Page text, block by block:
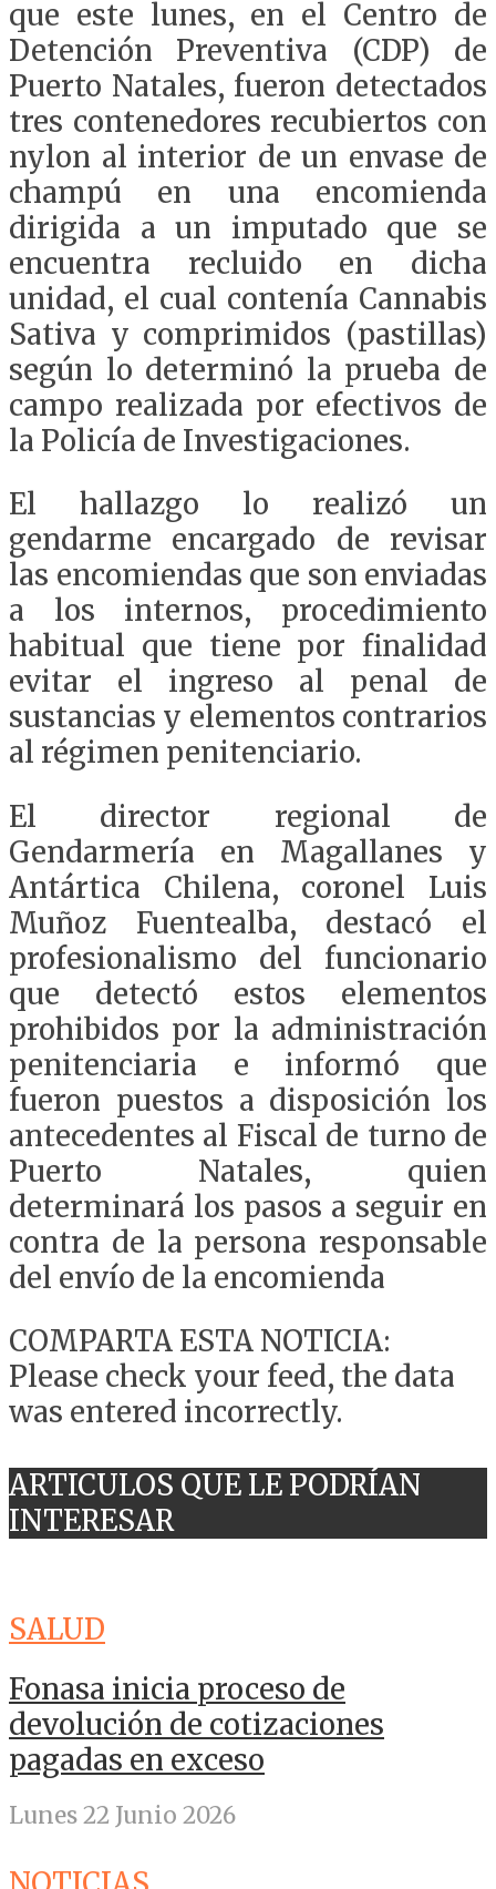
que este lunes, en el Centro de
Detención Preventiva (CDP) de
Puerto Natales, fueron detectados
tres contenedores recubiertos con
nylon al interior de un envase de
champú en una encomienda
dirigida a un imputado que se
encuentra recluido en dicha
unidad, el cual contenía Cannabis
Sativa y comprimidos (pastillas)
según lo determinó la prueba de
campo realizada por efectivos de
la Policía de Investigaciones.
El hallazgo lo realizó un
gendarme encargado de revisar
las encomiendas que son enviadas
a los internos, procedimiento
habitual que tiene por finalidad
evitar el ingreso al penal de
sustancias y elementos contrarios
al régimen penitenciario.
El director regional de
Gendarmería en Magallanes y
Antártica Chilena, coronel Luis
Muñoz Fuentealba, destacó el
profesionalismo del funcionario
que detectó estos elementos
prohibidos por la administración
penitenciaria e informó que
fueron puestos a disposición los
antecedentes al Fiscal de turno de
Puerto Natales, quien
determinará los pasos a seguir en
contra de la persona responsable
del envío de la encomienda
COMPARTA ESTA NOTICIA:
Please check your feed, the data
was entered incorrectly.
ARTICULOS QUE LE PODRÍAN
INTERESAR
SALUD
Fonasa inicia proceso de
devolución de cotizaciones
pagadas en exceso
Lunes 22 Junio 2026